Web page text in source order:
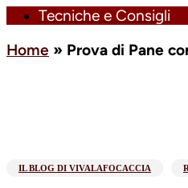
Tecniche e Consigli
Home » Prova di Pane
IL BLOG DI VIVALAFOCACCIA